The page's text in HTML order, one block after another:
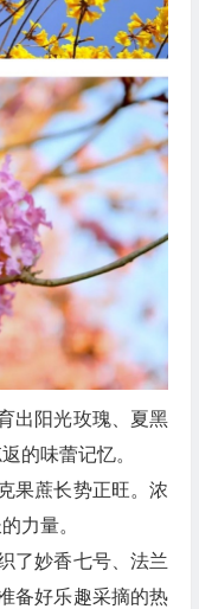
出阳光玫瑰、夏黑
的味蕾记忆。
果蔗长势正旺。浓
力量。
了妙香七号、法兰
备好乐趣采摘的热